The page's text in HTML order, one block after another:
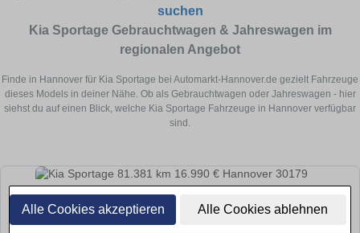
Alle Cookies akzeptieren Alle Cookies ablehnen
suchen
Kia Sportage Gebrauchtwagen & Jahreswagen im
regionalen Angebot
Finde in Hannover für Kia Sportage bei Automarkt-Hannover.de gezielt Fahrzeuge
dieses Models in deiner Nähe. Ob als Gebrauchtwagen oder Jahreswagen - hier
siehst du auf einen Blick, welche Kia Sportage Fahrzeuge in Hannover verfügbar
sind.